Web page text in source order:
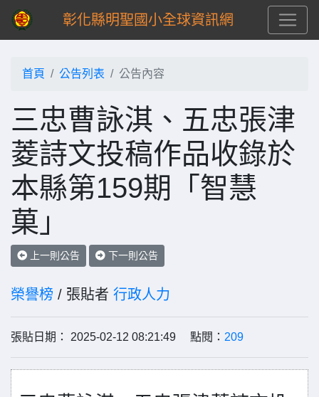
彰化縣明聖國小全球資訊網
首頁 公告列表 公告內容
三忠曹詠淇、五忠張津
菱詩文投稿作品收錄於
本縣第159期「智慧
菓」
上一則公告 下一則公告
榮譽榜 / 張貼者 行政人力
張貼日期： 2025-02-12 08:21:49 點閱： 209